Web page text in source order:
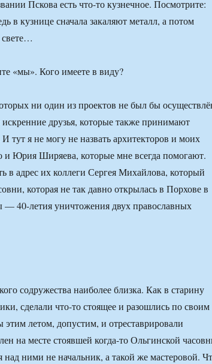
Пскова есть что-то кузнечное. Посмотрите:
в кузнице сначала закаляют металл, а потом
«мы». Кого имеете в виду?
ни один из проектов не был бы
друзья, которые также принимают
тут я не могу не назвать архитекторов и моих
и Юрия Ширяева, которые мне всегда помогают.
в адрес их коллеги Сергея Михайлова, который
которая не так давно открылась в Порхове в
— 40-летия уничтожения двух православных
содружества наиболее близка. Как в старину
сделали что-то стоящее и разошлись по своим
летом, допустим, и отреставрировали
на месте стоявшей когда-то Ольгинской
ними не начальник, а такой же мастеровой.